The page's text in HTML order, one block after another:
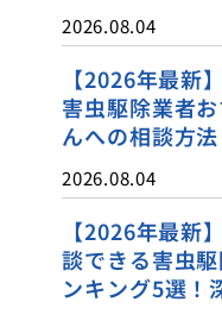
2026.08.04
【2026年最新
害虫駆除業者
んへの相談方
2026.08.04
【2026年最新
談できる害虫
ンキング5選！